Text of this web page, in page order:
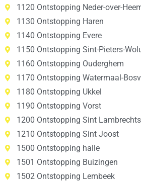
1120 Ontstopping Neder-over-
1130 Ontstopping Haren
1140 Ontstopping Evere
1150 Ontstopping Sint-Pieters-
1160 Ontstopping Ouderghem
1170 Ontstopping Watermaal-
1180 Ontstopping Ukkel
1190 Ontstopping Vorst
1200 Ontstopping Sint
1210 Ontstopping Sint Joost
1500 Ontstopping halle
1501 Ontstopping Buizingen
1502 Ontstopping Lembeek